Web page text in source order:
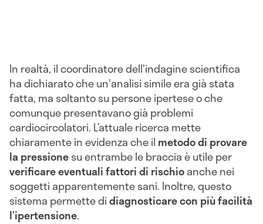
In realtà, il coordinatore dell'indagine scientifica
ha dichiarato che un'analisi simile era già stata
fatta, ma soltanto su persone ipertese o che
comunque presentavano già problemi
cardiocircolatori. L’attuale ricerca mette
chiaramente in evidenza che il metodo di provare
la pressionesu entrambe le braccia è utile per
verificare eventuali fattori di rischioanche nei
soggetti apparentemente sani. Inoltre, questo
sistema permette didiagnosticare con più facilità
l’ipertensione.